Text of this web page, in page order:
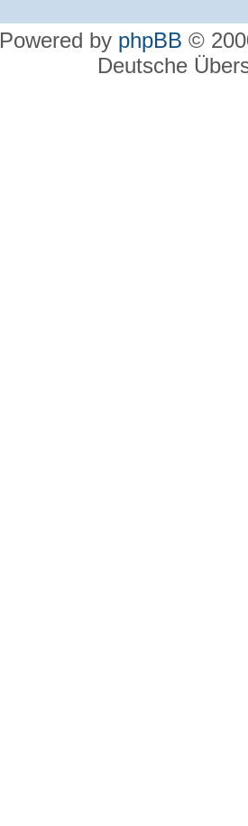
Powered by phpBB ©
Deutsche